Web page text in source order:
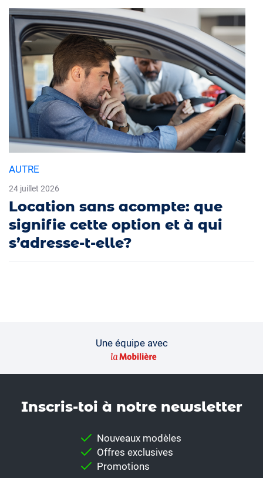
AUTRE
24 juillet 2026
Location sans acompte: que
signifie cette option et à qui
s’adresse-t-elle?
Une équipe avec
Inscris-toi à notre news­letter
Nouveaux modèles
Offres exclusives
Promotions